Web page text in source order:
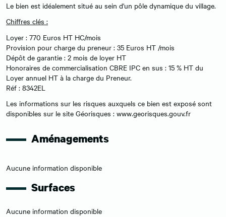
Le bien est idéalement situé au sein d'un pôle dynamique du village.
Chiffres clés :
Loyer : 770 Euros HT HC/mois
Provision pour charge du preneur : 35 Euros HT /mois
Dépôt de garantie : 2 mois de loyer HT
Honoraires de commercialisation CBRE IPC en sus : 15 % HT du
Loyer annuel HT à la charge du Preneur.
Réf : 8342EL
Les informations sur les risques auxquels ce bien est exposé sont
disponibles sur le site Géorisques : www.georisques.gouv.fr
Aménagements
Aucune information disponible
Surfaces
Aucune information disponible